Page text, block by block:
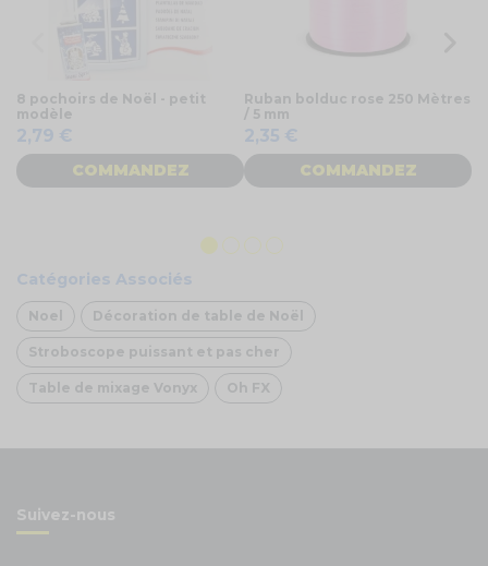
8 pochoirs de Noël - petit
modèle
2,79 €
COMMANDEZ
Ruban bolduc rose 250 Mètres
/ 5 mm
2,35 €
COMMANDEZ
Catégories Associés
Noel Décoration de table de Noël
Stroboscope puissant et pas cher
Table de mixage Vonyx Oh FX
Suivez-nous